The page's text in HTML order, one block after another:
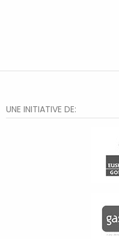
UNE INITIATIVE DE: